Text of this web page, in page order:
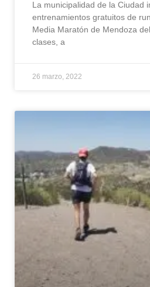
La municipalidad de la Ciudad
entrenamientos gratuitos de
Media Maratón de Mendoza
clases, a
26 marzo, 2022